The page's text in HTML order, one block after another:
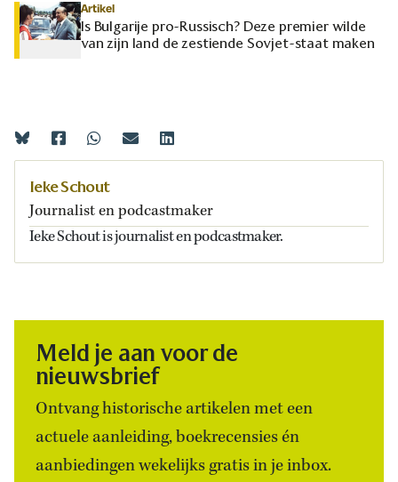
Artikel
Is Bulgarije pro-Russisch? Deze premier wilde
van zijn land de zestiende Sovjet-staat maken
Ieke Schout
Journalist en podcastmaker
Ieke Schout is journalist en podcastmaker.
Meld je aan voor de
nieuwsbrief
Ontvang historische artikelen met een
actuele aanleiding, boekrecensies én
aanbiedingen wekelijks gratis in je inbox.